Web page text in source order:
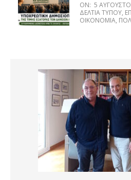
ON: 5
ΔΕΛΤΊΑ ΤΎΠΟΥ,
ΟΙΚΟΝΟΜΊΑ,